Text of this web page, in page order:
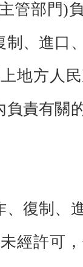
管部門)
制、進口
地方人
負責有關
復制、
經許可